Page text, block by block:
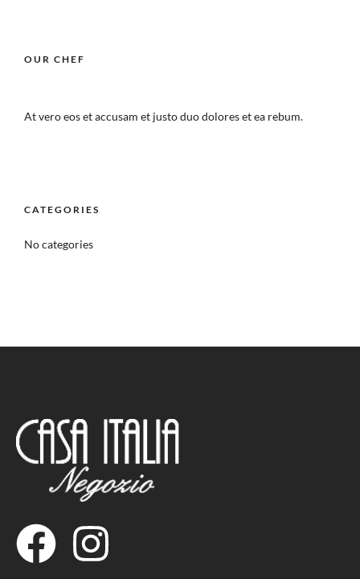
OUR CHEF
At vero eos et accusam et justo duo dolores et ea rebum.
CATEGORIES
No categories